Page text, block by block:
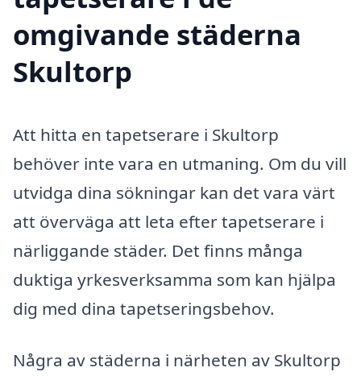
omgivande städerna
Skultorp
Att hitta en tapetserare i Skultorp
behöver inte vara en utmaning. Om du vill
utvidga dina sökningar kan det vara värt
att överväga att leta efter tapetserare i
närliggande städer. Det finns många
duktiga yrkesverksamma som kan hjälpa
dig med dina tapetseringsbehov.
Några av städerna i närheten av Skultorp